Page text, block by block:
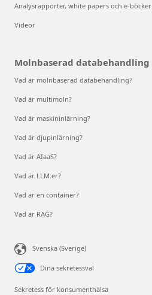
Analysrapporter, white papers och e-böcker
Videor
Molnbaserad databehandling
Vad är molnbaserad databehandling?
Vad är multimoln?
Vad är maskininlärning?
Vad är djupinlärning?
Vad är AIaaS?
Vad är LLM:er?
Vad är en container?
Vad är RAG?
Svenska (Sverige)
Dina sekretessval
Sekretess för konsumenthälsa